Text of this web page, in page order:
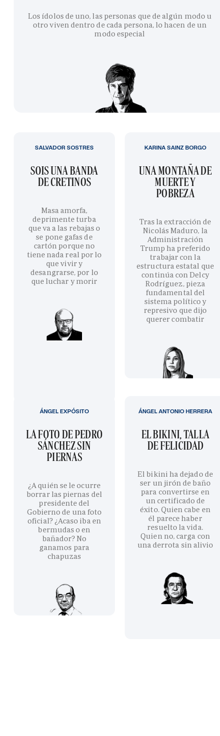
Los ídolos de uno, las personas que de algún modo u
otro viven dentro de cada persona, lo hacen de un
modo especial
SOIS UNA BANDA
DE CRETINOS
Masa amorfa,
deprimente turba
que va a las rebajas o
se pone gafas de
cartón porque no
tiene nada real por lo
que vivir y
desangrarse, por lo
que luchar y morir
SALVADOR SOSTRES
UNA MONTAÑA DE
MUERTE Y
POBREZA
Tras la extracción de
Nicolás Maduro, la
Administración
Trump ha preferido
trabajar con la
estructura estatal que
continúa con Delcy
Rodríguez, pieza
fundamental del
sistema político y
represivo que dijo
querer combatir
KARINA SAINZ BORGO
LA FOTO DE PEDRO
SÁNCHEZ SIN
PIERNAS
¿A quién se le ocurre
borrar las piernas del
presidente del
Gobierno de una foto
oficial? ¿Acaso iba en
bermudas o en
bañador? No
ganamos para
chapuzas
ÁNGEL EXPÓSITO
EL BIKINI, TALLA
DE FELICIDAD
El bikini ha dejado de
ser un jirón de baño
para convertirse en
un certificado de
éxito. Quien cabe en
él parece haber
resuelto la vida.
Quien no, carga con
una derrota sin alivio
ÁNGEL ANTONIO HERRERA